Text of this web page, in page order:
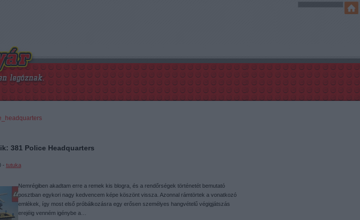
381 Police Headquarters
- tutuka
Nemrégiben akadtam erre a remek kis blogra, és a rendőrségek történetét bemutató
posztban egykori nagy kedvencem képe köszönt vissza. Azonnal rámtörtek a vonatkozó
emlékek, így most első próbálkozásra egy erősen személyes hangvételű végigjátszás
erejéig venném igénybe a…